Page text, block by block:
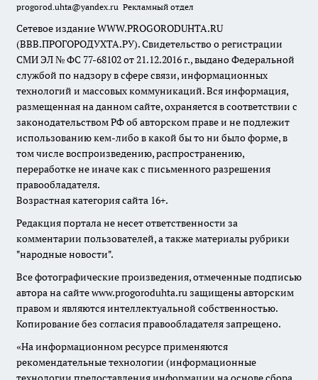
progorod.uhta@yandex.ru Рекламный отдел
Сетевое издание WWW.PROGORODUHTA.RU
(ВВВ.ПРОГОРОДУХТА.РУ). Свидетельство о регистрации
СМИ ЭЛ № ФС 77-68102 от 21.12.2016 г., выдано Федеральной
службой по надзору в сфере связи, информационных
технологий и массовых коммуникаций. Вся информация,
размещенная на данном сайте, охраняется в соответствии с
законодательством РФ об авторском праве и не подлежит
использованию кем-либо в какой бы то ни было форме, в
том числе воспроизведению, распространению,
переработке не иначе как с письменного разрешения
правообладателя.
Возрастная категория сайта 16+.
Редакция портала не несет ответственности за
комментарии пользователей, а также материалы рубрики
"народные новости".
Все фотографические произведения, отмеченные подписью
автора на сайте www.progoroduhta.ru защищены авторским
правом и являются интеллектуальной собственностью.
Копирование без согласия правообладателя запрещено.
«На информационном ресурсе применяются
рекомендательные технологии (информационные